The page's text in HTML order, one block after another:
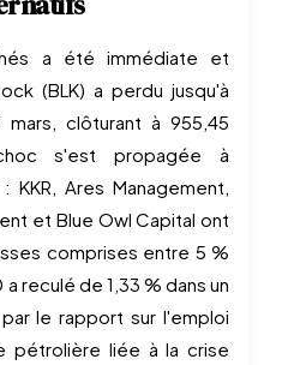
a été immédiate et
(BLK) a perdu jusqu'à
clôturant à 955,45
s'est propagée à
Ares Management,
et Blue Owl Capital ont
comprises entre 5 %
reculé de 1,33 % dans un
le rapport sur l'emploi
pétrolière liée à la crise